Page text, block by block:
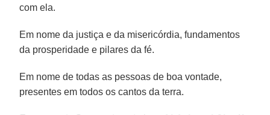
com ela.
Em nome da justiça e da misericórdia, fundamentos
da prosperidade e pilares da fé.
Em nome de todas as pessoas de boa vontade,
presentes em todos os cantos da terra.